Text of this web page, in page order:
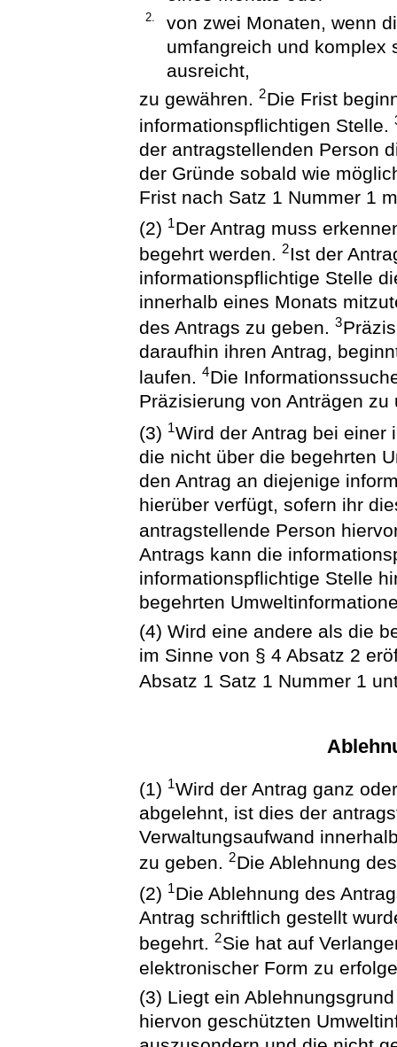
2.
von zwei Monaten, wenn
umfangreich und komplex
ausreicht,
zu gewähren.2Die Frist
informationspflichtigen Stelle.
der antragstellenden Person
der Gründe sobald wie
Frist nach Satz 1 Nummer 1
(2) 1Der Antrag muss
begehrt werden.2Ist der
informationspflichtige Stelle
innerhalb eines Monats
des Antrags zu geben.3
daraufhin ihren Antrag,
laufen.4Die
Präzisierung von Anträgen zu
(3) 1Wird der Antrag bei einer
die nicht über die begehrten
den Antrag an diejenige
hierüber verfügt, sofern ihr
antragstellende Person
Antrags kann die
informationspflichtige Stelle
begehrten
(4) Wird eine andere als die
im Sinne von § 4 Absatz 2
Absatz 1 Satz 1 Nummer 1
(1) 1Wird der Antrag ganz
abgelehnt, ist dies der
Verwaltungsaufwand
zu geben.2Die Ablehnung
(2) 1Die Ablehnung des
Antrag schriftlich gestellt
begehrt.2Sie hat auf
elektronischer Form zu
(3) Liegt ein
hiervon geschützten